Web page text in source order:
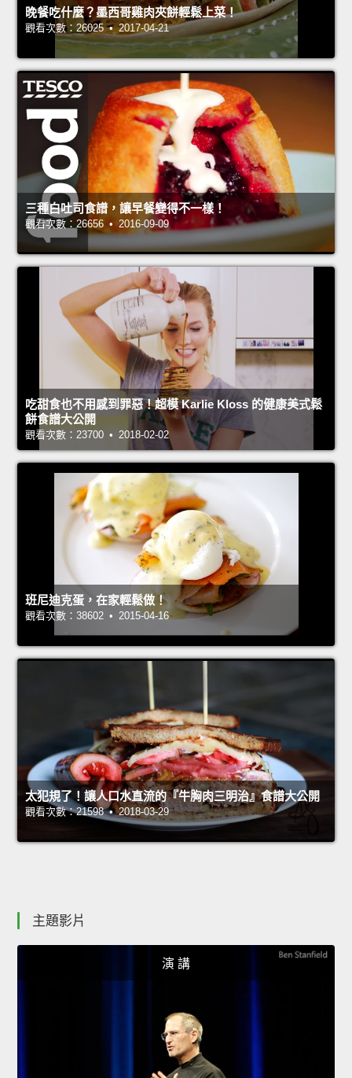
晚餐吃什麼？墨西哥雞肉夾餅輕鬆上菜！
觀看次數：26025 • 2017-04-21
三種白吐司食譜，讓早餐變得不一樣！
觀看次數：26656 • 2016-09-09
吃甜食也不用感到罪惡！超模 Karlie Kloss 的健康美式鬆
餅食譜大公開
觀看次數：23700 • 2018-02-02
班尼迪克蛋，在家輕鬆做！
觀看次數：38602 • 2015-04-16
太犯規了！讓人口水直流的『牛胸肉三明治』食譜大公開
觀看次數：21598 • 2018-03-29
主題影片
演 講